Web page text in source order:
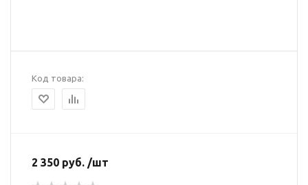
Код товара:
2 350 руб. /шт